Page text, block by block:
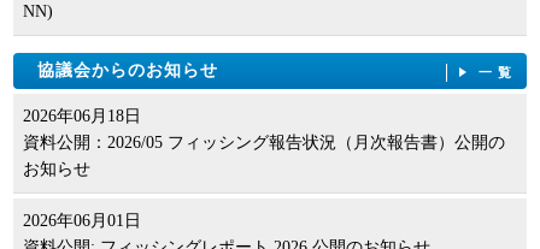
NN)
協議会からのお知らせ 一覧
2026年06月18日
資料公開：2026/05 フィッシング報告状況（月次報告書）公開の
お知らせ
2026年06月01日